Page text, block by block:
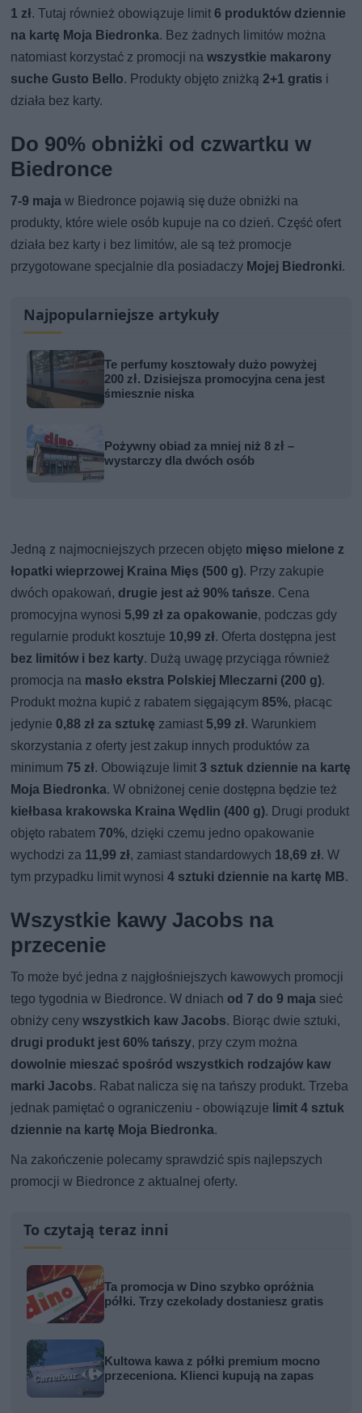
1 zł. Tutaj również obowiązuje limit6 produktów dziennie
na kartę Moja Biedronka. Bez żadnych limitów można
natomiast korzystać z promocji nawszystkie makarony
suche Gusto Bello. Produkty objęto zniżką2+1 gratis i
działa bez karty.
Do 90% obniżki od czwartku w
Biedronce
7-9 maja w Biedronce pojawią się duże obniżki na
produkty, które wiele osób kupuje na co dzień. Część ofert
działa bez karty i bez limitów, ale są też promocje
przygotowane specjalnie dla posiadaczy Mojej Biedronki.
Najpopularniejsze artykuły
Te perfumy kosztowały dużo powyżej
200 zł. Dzisiejsza promocyjna cena jest
śmiesznie niska
Pożywny obiad za mniej niż 8 zł –
wystarczy dla dwóch osób
Jedną z najmocniejszych przecen objęto mięso mielone z
łopatki wieprzowej Kraina Mięs (500 g). Przy zakupie
dwóch opakowań, drugie jest aż 90% tańsze. Cena
promocyjna wynosi 5,99 zł za opakowanie, podczas gdy
regularnie produkt kosztuje 10,99 zł. Oferta dostępna jest
bez limitów i bez karty. Dużą uwagę przyciąga również
promocja na masło ekstra Polskiej Mleczarni (200 g).
Produkt można kupić z rabatem sięgającym85%, płacąc
jedynie 0,88 zł za sztukę zamiast 5,99 zł. Warunkiem
skorzystania z oferty jest zakup innych produktów za
minimum 75 zł. Obowiązuje limit3 sztuk dziennie na kartę
Moja Biedronka. W obniżonej cenie dostępna będzie też
kiełbasa krakowska Kraina Wędlin (400 g). Drugi produkt
objęto rabatem 70%, dzięki czemu jedno opakowanie
wychodzi za 11,99 zł, zamiast standardowych 18,69 zł. W
tym przypadku limit wynosi4 sztuki dziennie na kartę MB.
Wszystkie kawy Jacobs na
przecenie
To może być jedna z najgłośniejszych kawowych promocji
tego tygodnia w Biedronce. W dniach od 7 do 9 maja sieć
obniży cenywszystkich kaw Jacobs. Biorąc dwie sztuki,
drugi produkt jest 60% tańszy, przy czym można
dowolnie mieszać spośród wszystkich rodzajów kaw
marki Jacobs. Rabat nalicza się na tańszy produkt. Trzeba
jednak pamiętać o ograniczeniu - obowiązuje limit 4 sztuk
dziennie na kartę Moja Biedronka.
Na zakończenie polecamy sprawdzić spis najlepszych
promocji w Biedronce z aktualnej oferty.
To czytają teraz inni
Ta promocja w Dino szybko opróżnia
półki. Trzy czekolady dostaniesz gratis
Kultowa kawa z półki premium mocno
przeceniona. Klienci kupują na zapas